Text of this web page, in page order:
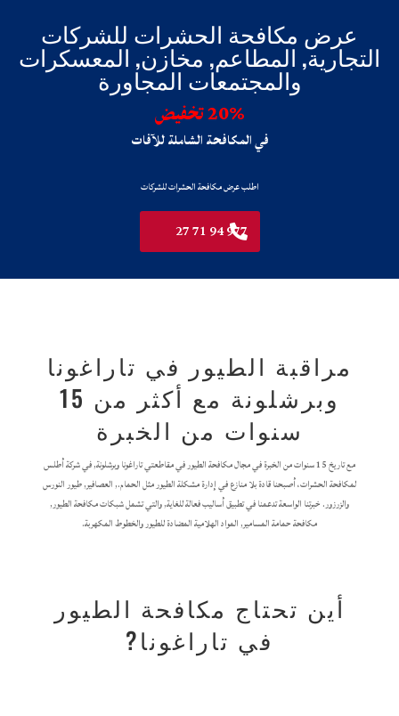
عرض مكافحة الحشرات للشركات
التجارية, المطاعم, مخازن, المعسكرات
والمجتمعات المجاورة
20% تخفيض
في المكافحة الشاملة للآفات
اطلب عرض مكافحة الحشرات للشركات
977 94 71 27
مراقبة الطيور في تاراغونا
وبرشلونة مع أكثر من 15
سنوات من الخبرة
مع تاريخ 15 سنوات من الخبرة في مجال مكافحة الطيور في مقاطعتي تاراغونا وبرشلونة, في شركة أطلس
لمكافحة الحشرات، أصبحنا قادة بلا منازع في إدارة مشكلة الطيور مثل الحمام., العصافير, طيور النورس
والزرزور. خبرتنا الواسعة تدعمنا في تطبيق أساليب فعالة للغاية, والتي تشمل شبكات مكافحة الطيور,
مكافحة حمامة المسامير, المواد الهلامية المضادة للطيور والخطوط المكهربة.
أين تحتاج مكافحة الطيور
في تاراغونا?